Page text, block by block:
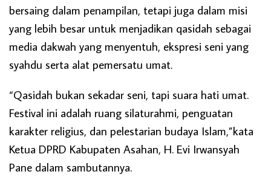
bersaing dalam penampilan, tetapi juga dalam misi
yang lebih besar untuk menjadikan qasidah sebagai
media dakwah yang menyentuh, ekspresi seni yang
syahdu serta alat pemersatu umat.
“Qasidah bukan sekadar seni, tapi suara hati umat.
Festival ini adalah ruang silaturahmi, penguatan
karakter religius, dan pelestarian budaya Islam,”kata
Ketua DPRD Kabupaten Asahan, H. Evi Irwansyah
Pane dalam sambutannya.